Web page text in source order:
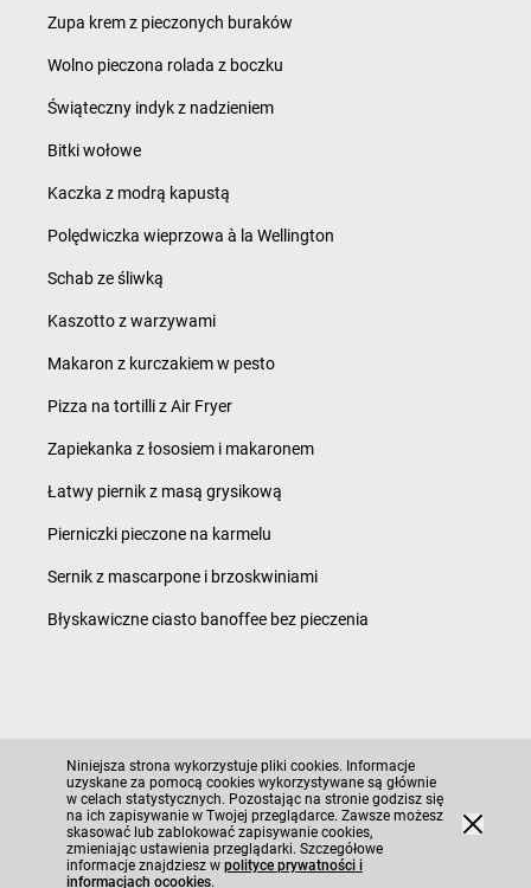
Zupa krem z pieczonych buraków
Wolno pieczona rolada z boczku
Świąteczny indyk z nadzieniem
Bitki wołowe
Kaczka z modrą kapustą
Polędwiczka wieprzowa à la Wellington
Schab ze śliwką
Kaszotto z warzywami
Makaron z kurczakiem w pesto
Pizza na tortilli z Air Fryer
Zapiekanka z łososiem i makaronem
Łatwy piernik z masą grysikową
Pierniczki pieczone na karmelu
Sernik z mascarpone i brzoskwiniami
Błyskawiczne ciasto banoffee bez pieczenia
Regulamin serwisu i polityka prywatności
Mapa strony
©2026Moja Gazetka Sp. z o.o.
Niniejsza strona wykorzystuje pliki cookies. Informacje
uzyskane za pomocą cookies wykorzystywane są głównie
w celach statystycznych. Pozostając na stronie godzisz się
na ich zapisywanie w Twojej przeglądarce. Zawsze możesz
skasować lub zablokować zapisywanie cookies,
zmieniając ustawienia przeglądarki. Szczegółowe
informacje znajdziesz w polityce prywatności i
informacjach ocookies.